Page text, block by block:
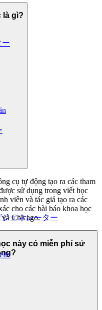
ー
ェネレーター
là gì?
cụ tự động tạo ra các tham
sử dụng trong viết học
viên và tác giả tạo ra các
cho các bài báo khoa học
Chicago.
này có miễn phí sử